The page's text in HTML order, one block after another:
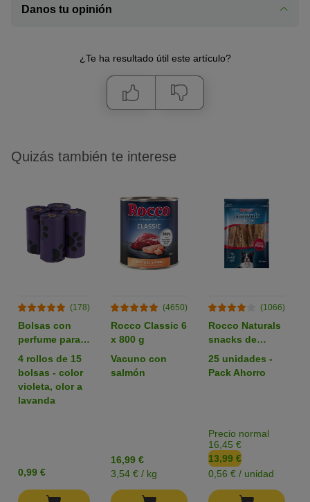
Danos tu opinión
¿Te ha resultado útil este artículo?
Quizás también te interese
(178)
Bolsas con
perfume para
heces
4 rollos de 15
bolsas - color
violeta, olor a
lavanda
0,99 €
(4650)
Rocco Classic 6
x 800 g
Vacuno con
salmón
16,99 €
3,54 € / kg
(1066)
Rocco Naturals
snacks de
nervio de buey
para perros
25 unidades -
Pack Ahorro
Precio normal
16,45 €
13,99 €
0,56 € / unidad